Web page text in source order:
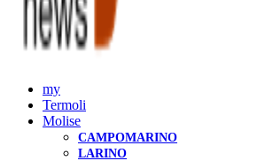
my
Termoli
Molise
CAMPOMARINO
LARINO